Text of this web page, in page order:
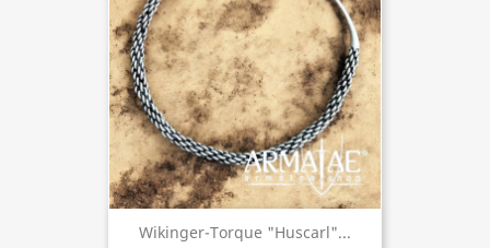
Wikinger-Torque "Huscarl"...